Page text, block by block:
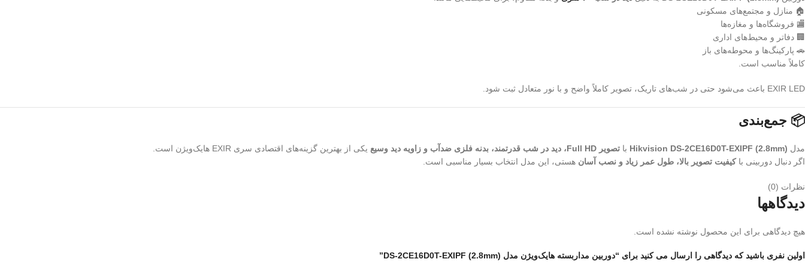
🏠 منازل و مجتمع‌های مسکونی
🏬 فروشگاه‌ها و مغازه‌ها
🏢 دفاتر و محیط‌های اداری
🚗 پارکینگ‌ها و محوطه‌های باز
کاملاً مناسب است.
EXIR LED باعث می‌شود حتی در شب‌های تاریک، تصویر کاملاً واضح و با نور متعادل ثبت شود.
📦 جمع‌بندی
مدل Hikvision DS-2CE16D0T-EXIPF (2.8mm) با تصویر Full HD، دید در شب قدرتمند، بدنه فلزی ضدآب و زاویه دید وسیع
یکی از بهترین گزینه‌های اقتصادی سری EXIR هایک‌ویژن است.
اگر دنبال دوربینی باکیفیت تصویر بالا، طول عمر زیاد و نصب آسان هستی، این مدل انتخاب بسیار مناسبی است.
نظرات (0)
دیدگاهها
هیچ دیدگاهی برای این محصول نوشته نشده است.
اولین نفری باشید که دیدگاهی را ارسال می کنید برای “دوربین مداربسته هایک‌ویژن مدل DS-2CE16D0T-EXIPF (2.8mm)”